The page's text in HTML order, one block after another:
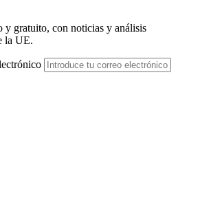
y gratuito, con noticias y análisis
la UE.